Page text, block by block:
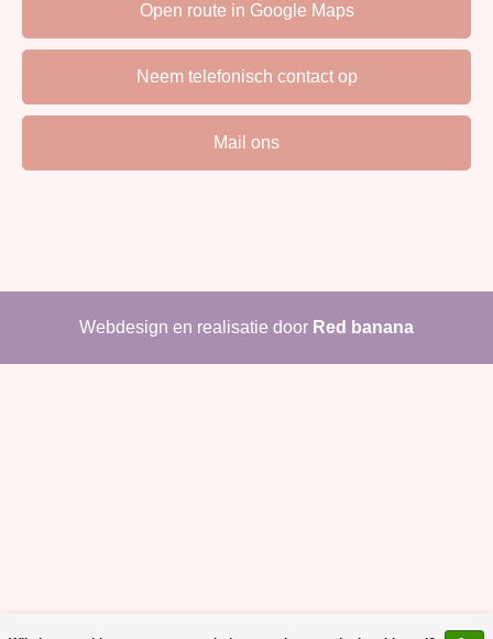
Open route in Google Maps
Neem telefonisch contact op
Mail ons
Webdesign en realisatie door Red banana